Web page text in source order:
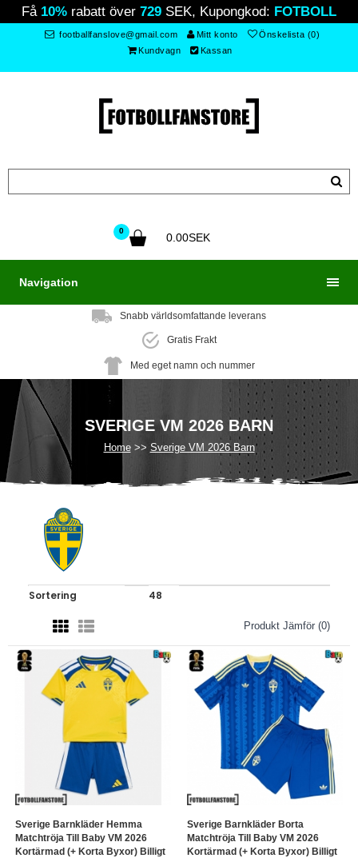
Få 10% rabatt över 729 SEK, Kupongkod: FOTBOLL
footballfanslove@gmail.com Mitt konto
Önskelista (0)
Kundvagn
Kassan
0
0.00SEK
Navigation
Snabb världsomfattande leverans
Gratis Frakt
Med eget namn och nummer
SVERIGE VM 2026 BARN
Home Sverige VM 2026 Barn
Produkt Jämför (0)
Sverige Barnkläder Hemma
Matchtröja Till Baby VM 2026
Kortärmad (+ Korta Byxor) Billigt
Sverige Barnkläder Borta
Matchtröja Till Baby VM 2026
Kortärmad (+ Korta Byxor) Billigt